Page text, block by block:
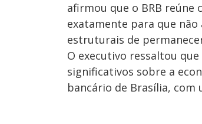
afirmou que o BRB reúne
exatamente para que não
estruturais de
O executivo ressaltou
significativos sobre a
bancário de Brasília, com